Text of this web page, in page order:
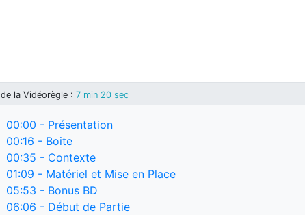
de la Vidéorègle : 7 min 20 sec
00:00 - Présentation
00:16 - Boite
00:35 - Contexte
01:09 - Matériel et Mise en Place
05:53 - Bonus BD
06:06 - Début de Partie